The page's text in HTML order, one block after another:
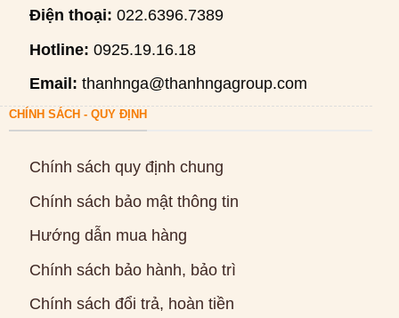
Điện thoại: 022.6396.7389
Hotline: 0925.19.16.18
Email: thanhnga@thanhngagroup.com
CHÍNH SÁCH - QUY ĐỊNH
Chính sách quy định chung
Chính sách bảo mật thông tin
Hướng dẫn mua hàng
Chính sách bảo hành, bảo trì
Chính sách đổi trả, hoàn tiền